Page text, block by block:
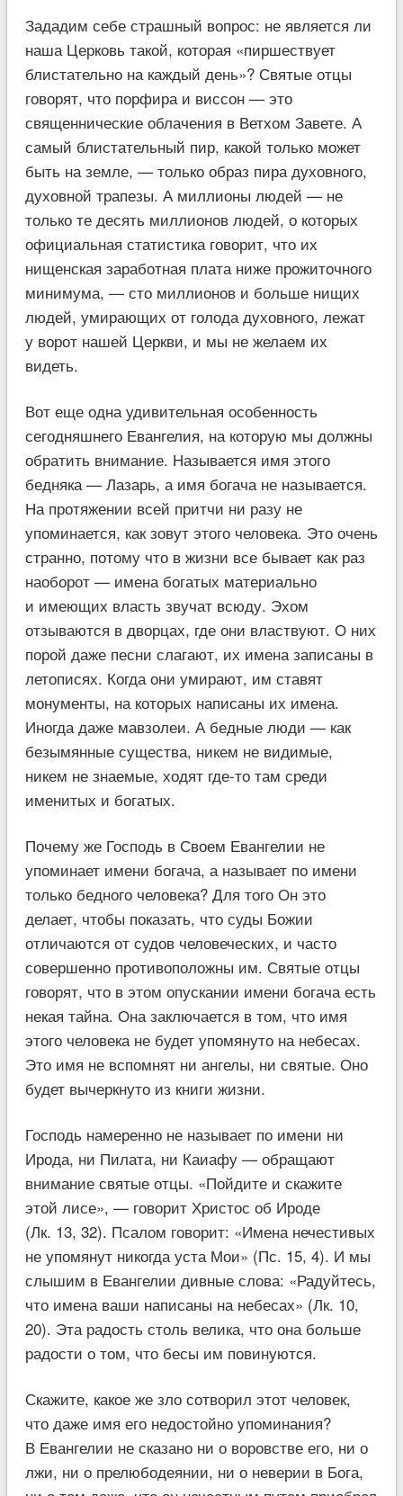
Зададим себе страшный вопрос: не является ли
наша Церковь такой, которая «пиршествует
блистательно на каждый день»? Святые отцы
говорят, что порфира и виссон — это
священнические облачения в Ветхом Завете. А
самый блистательный пир, какой только может
быть на земле, — только образ пира духовного,
духовной трапезы. А миллионы людей — не
только те десять миллионов людей, о которых
официальная статистика говорит, что их
нищенская заработная плата ниже прожиточного
минимума, — сто миллионов и больше нищих
людей, умирающих от голода духовного, лежат
у ворот нашей Церкви, и мы не желаем их
видеть.
Вот еще одна удивительная особенность
сегодняшнего Евангелия, на которую мы должны
обратить внимание. Называется имя этого
бедняка — Лазарь, а имя богача не называется.
На протяжении всей притчи ни разу не
упоминается, как зовут этого человека. Это очень
странно, потому что в жизни все бывает как раз
наоборот — имена богатых материально
и имеющих власть звучат всюду. Эхом
отзываются в дворцах, где они властвуют. О них
порой даже песни слагают, их имена записаны в
летописях. Когда они умирают, им ставят
монументы, на которых написаны их имена.
Иногда даже мавзолеи. А бедные люди — как
безымянные существа, никем не видимые,
никем не знаемые, ходят где-то там среди
именитых и богатых.
Почему же Господь в Своем Евангелии не
упоминает имени богача, а называет по имени
только бедного человека? Для того Он это
делает, чтобы показать, что суды Божии
отличаются от судов человеческих, и часто
совершенно противоположны им. Святые отцы
говорят, что в этом опускании имени богача есть
некая тайна. Она заключается в том, что имя
этого человека не будет упомянуто на небесах.
Это имя не вспомнят ни ангелы, ни святые. Оно
будет вычеркнуто из книги жизни.
Господь намеренно не называет по имени ни
Ирода, ни Пилата, ни Каиафу — обращают
внимание святые отцы. «Пойдите и скажите
этой лисе», — говорит Христос об Ироде
(Лк. 13, 32). Псалом говорит: «Имена нечестивых
не упомянут никогда уста Мои» (Пс. 15, 4). И мы
слышим в Евангелии дивные слова: «Радуйтесь,
что имена ваши написаны на небесах» (Лк. 10,
20). Эта радость столь велика, что она больше
радости о том, что бесы им повинуются.
Скажите, какое же зло сотворил этот человек,
что даже имя его недостойно упоминания?
В Евангелии не сказано ни о воровстве его, ни о
лжи, ни о прелюбодеянии, ни о неверии в Бога,